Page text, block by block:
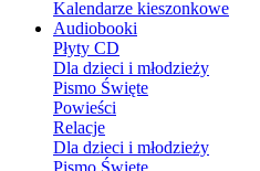
Kalendarze kieszonkowe
Audiobooki
Płyty CD
Dla dzieci i młodzieży
Pismo Święte
Powieści
Relacje
Dla dzieci i młodzieży
Pismo Święte